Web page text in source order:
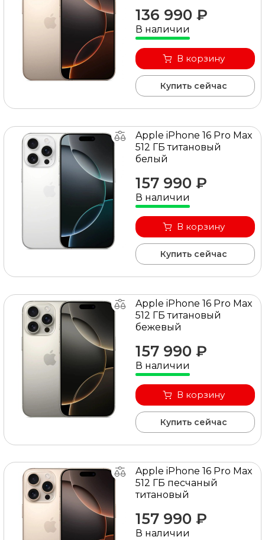
136 990 ₽
В наличии
В корзину
Купить сейчас
Apple iPhone 16 Pro Max
512 ГБ титановый
белый
157 990 ₽
В наличии
В корзину
Купить сейчас
Apple iPhone 16 Pro Max
512 ГБ титановый
бежевый
157 990 ₽
В наличии
В корзину
Купить сейчас
Apple iPhone 16 Pro Max
512 ГБ песчаный
титановый
157 990 ₽
В наличии